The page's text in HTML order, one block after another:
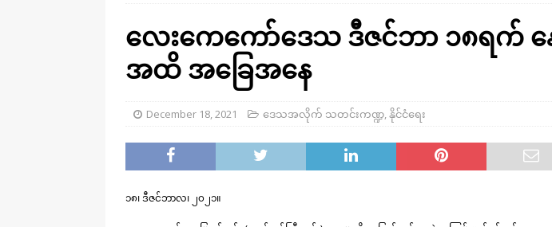
လေးကေကော်ဒေသ ဒီဇင်ဘာ ၁၈ရက်
အထိ အခြေအနေ
December 18, 2021 ဒေသအလိုက် သတင်းကဏ္ဍ,နိုင်ငံရေး
၁၈၊ ဒီဇင်ဘာလ၊ ၂၀၂၁။